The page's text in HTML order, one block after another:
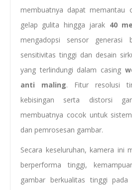
membuatnya dapat memantau
gelap gulita hingga jarak 40
mengadopsi sensor generasi
sensitivitas tinggi dan desain
yang terlindungi dalam casing
anti maling. Fitur resolusi
kebisingan serta distorsi
membuatnya cocok untuk
dan pemrosesan gambar.
Secara keseluruhan, kamera ini
berperforma tinggi,
gambar berkualitas tinggi pada